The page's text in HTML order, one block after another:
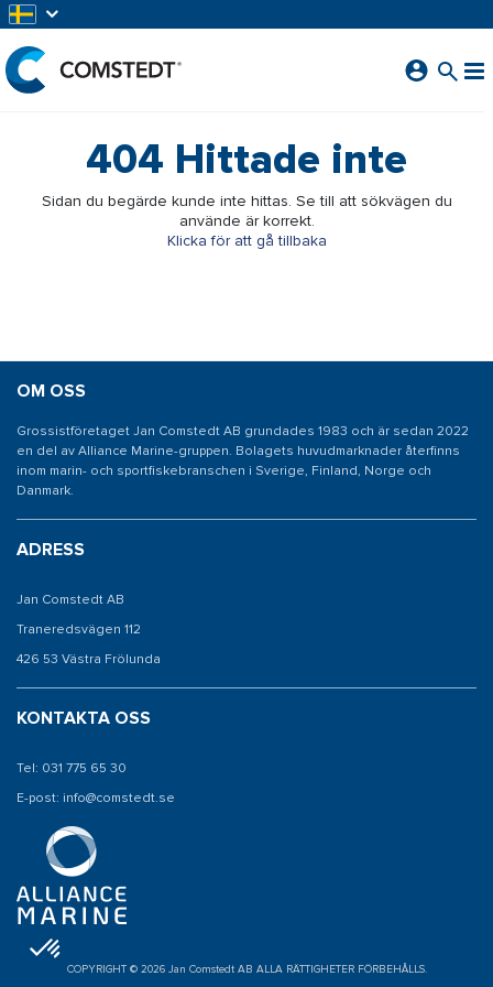
404 Hittade inte
Sidan du begärde kunde inte hittas. Se till att sökvägen du
använde är korrekt.
Klicka för att gå tillbaka
OM OSS
Grossistföretaget Jan Comstedt AB grundades 1983 och är sedan 2022
en del av Alliance Marine-gruppen. Bolagets huvudmarknader återfinns
inom marin- och sportfiskebranschen i Sverige, Finland, Norge och
Danmark.
ADRESS
Jan Comstedt AB
Traneredsvägen 112
426 53 Västra Frölunda
KONTAKTA OSS
Tel: 031 775 65 30
E-post: info@comstedt.se
COPYRIGHT © 2026 Jan Comstedt AB ALLA RÄTTIGHETER FÖRBEHÅLLS.